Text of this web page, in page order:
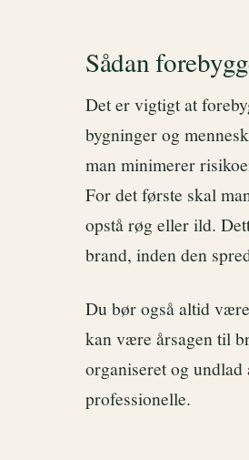
Sådan
Det er vigtigt at
bygninger og
man minimerer
For det første skal
opstå røg eller ild.
brand, inden den
Du bør også altid
kan være årsagen til
organiseret og
professionelle.